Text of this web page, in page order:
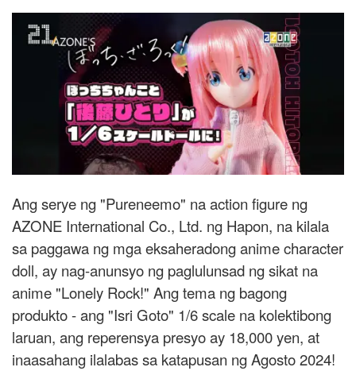
Ang serye ng "Pureneemo" na action figure ng
AZONE International Co., Ltd. ng Hapon, na kilala
sa paggawa ng mga eksaheradong anime character
doll, ay nag-anunsyo ng paglulunsad ng sikat na
anime "Lonely Rock!" Ang tema ng bagong
produkto - ang "Isri Goto" 1/6 scale na kolektibong
laruan, ang reperensya presyo ay 18,000 yen, at
inaasahang ilalabas sa katapusan ng Agosto 2024!